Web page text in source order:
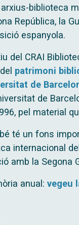
biblioteca
República, la
espanyola.
del CRAI
patrimoni
de
de
pel material
té un fons
internacional
amb la Segona
anual: vegeu